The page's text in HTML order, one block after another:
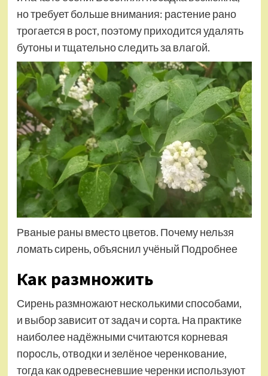
но требует больше внимания: растение рано
трогается в рост, поэтому приходится удалять
бутоны и тщательно следить за влагой.
Рваные раны вместо цветов. Почему нельзя
ломать сирень, объяснил учёный Подробнее
Как размножить
Сирень размножают несколькими способами,
и выбор зависит от задач и сорта. На практике
наиболее надёжными считаются корневая
поросль, отводки и зелёное черенкование,
тогда как одревесневшие черенки используют